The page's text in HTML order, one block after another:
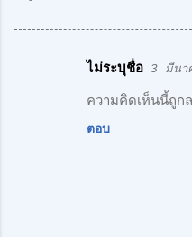
ไม่ระบุชื่อ 3 มีนา
ความคิดเห็นนี้ถูก
ตอบ